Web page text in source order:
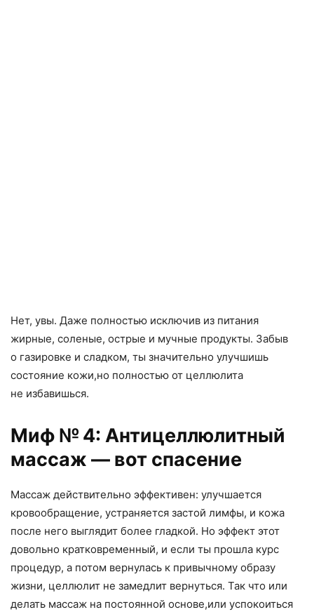
Нет, увы. Даже полностью исключив из питания
жирные, соленые, острые и мучные продукты. Забыв
о газировке и сладком, ты значительно улучшишь
состояние кожи,но полностью от целлюлита
не избавишься.
Миф № 4: Антицеллюлитный
массаж — вот спасение
Массаж действительно эффективен: улучшается
кровообращение, устраняется застой лимфы, и кожа
после него выглядит более гладкой. Но эффект этот
довольно кратковременный, и если ты прошла курс
процедур, а потом вернулась к привычному образу
жизни, целлюлит не замедлит вернуться. Так что или
делать массаж на постоянной основе,или успокоиться